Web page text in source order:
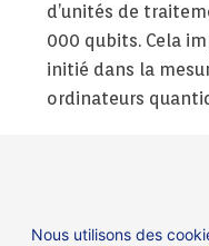
d’unités de
000 qubits. Cela
initié dans la
ordinateurs
Impossible n’est
Nous utilisons des